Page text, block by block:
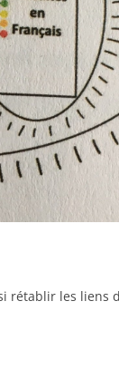
rétablir les liens